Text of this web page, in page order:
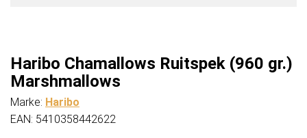
Haribo Chamallows Ruitspek (960 gr.)
Marshmallows
Marke: Haribo
EAN: 5410358442622